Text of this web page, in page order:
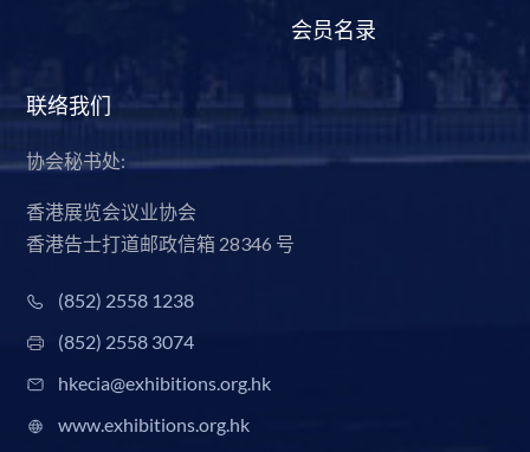
会员名录
联络我们
协会秘书处:
香港展览会议业协会
香港告士打道邮政信箱 28346 号
(852) 2558 1238
(852) 2558 3074
hkecia@exhibitions.org.hk
www.exhibitions.org.hk